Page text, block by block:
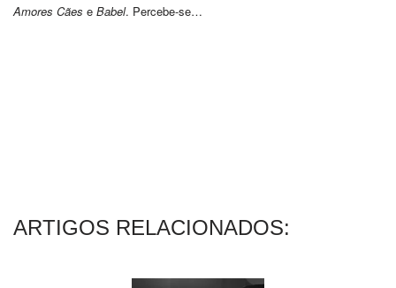
Amores Cães e Babel. Percebe-se…
ARTIGOS RELACIONADOS: